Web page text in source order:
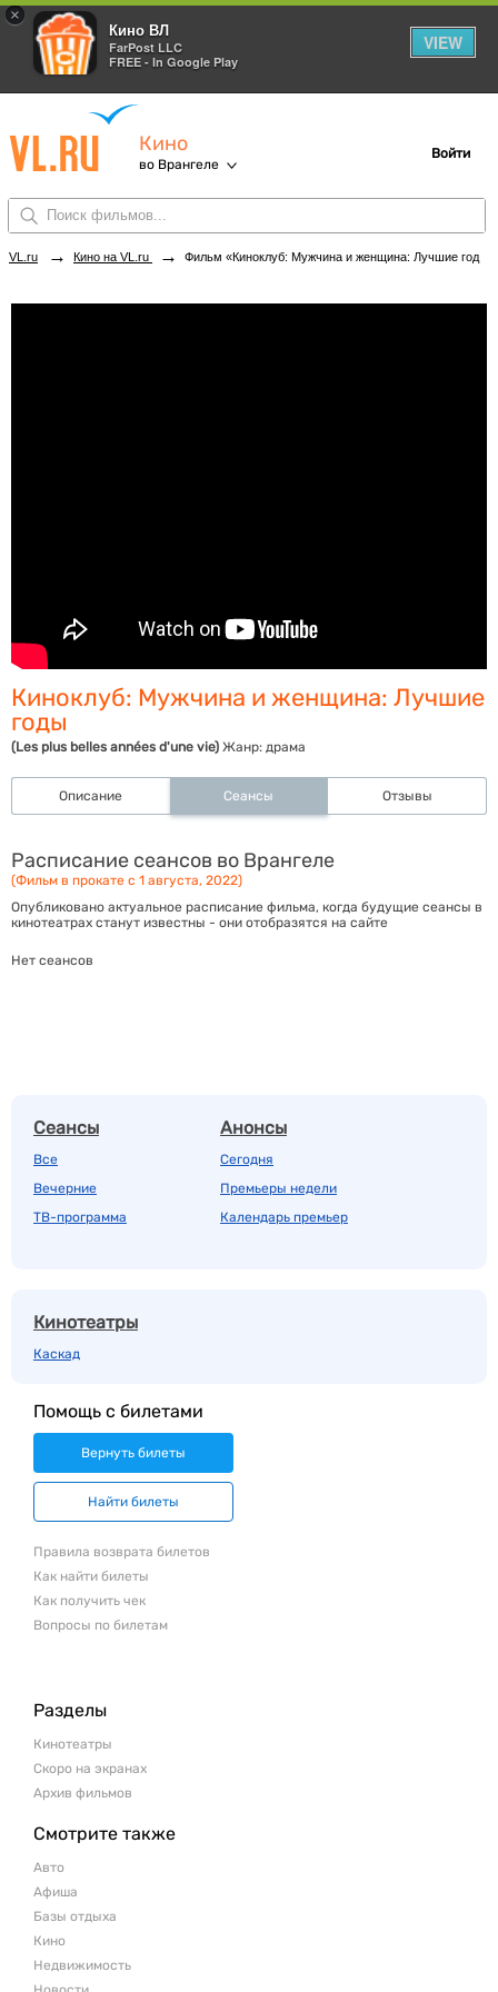
×
Кино ВЛ
FarPost LLC
FREE - In Google Play
VIEW
Кино
во Врангеле
Войти
VL.ru → Кино на VL.ru → Фильм «Киноклуб: Мужчина и женщина: Лучшие годы» в кинотеатрах Врангеля. Купить билеты!
Киноклуб: Мужчина и женщина: Лучшие
годы
(Les plus belles années d'une vie) Жанр: драма
Описание Сеансы Отзывы
Расписание сеансов во Врангеле
(Фильм в прокате с 1 августа, 2022)
Опубликовано актуальное расписание фильма, когда будущие сеансы в
кинотеатрах станут известны - они отобразятся на сайте
Нет сеансов
Сеансы
Все
Вечерние
ТВ-программа
Анонсы
Сегодня
Премьеры недели
Календарь премьер
Кинотеатры
Каскад
Помощь с билетами
Вернуть билеты
Найти билеты
Правила возврата билетов
Как найти билеты
Как получить чек
Вопросы по билетам
Разделы
Кинотеатры
Скоро на экранах
Архив фильмов
Смотрите также
Авто
Афиша
Базы отдыха
Кино
Недвижимость